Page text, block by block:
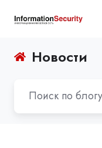
Новости